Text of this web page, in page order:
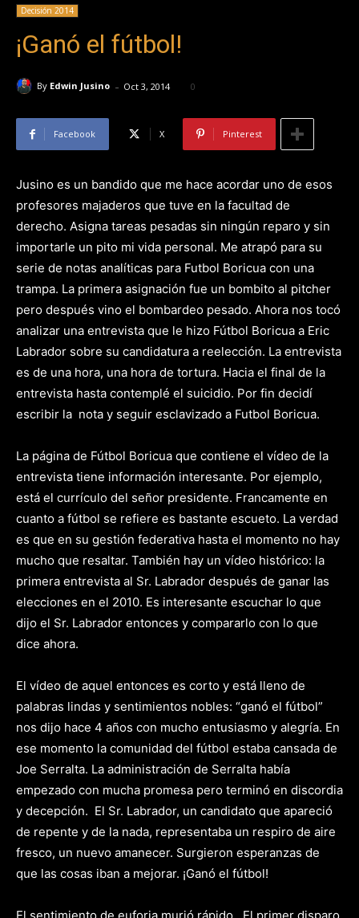
Decisión 2014
¡Ganó el fútbol!
By Edwin Jusino - Oct 3, 2014 0
Facebook X Pinterest
Jusino es un bandido que me hace acordar uno de esos
profesores majaderos que tuve en la facultad de
derecho. Asigna tareas pesadas sin ningún reparo y sin
importarle un pito mi vida personal. Me atrapó para su
serie de notas analíticas para Futbol Boricua con una
trampa. La primera asignación fue un bombito al pitcher
pero después vino el bombardeo pesado. Ahora nos tocó
analizar una entrevista que le hizo Fútbol Boricua a Eric
Labrador sobre su candidatura a reelección. La entrevista
es de una hora, una hora de tortura. Hacia el final de la
entrevista hasta contemplé el suicidio. Por fin decidí
escribir la nota y seguir esclavizado a Futbol Boricua.
La página de Fútbol Boricua que contiene el vídeo de la
entrevista tiene información interesante. Por ejemplo,
está el currículo del señor presidente. Francamente en
cuanto a fútbol se refiere es bastante escueto. La verdad
es que en su gestión federativa hasta el momento no hay
mucho que resaltar. También hay un vídeo histórico: la
primera entrevista al Sr. Labrador después de ganar las
elecciones en el 2010. Es interesante escuchar lo que
dijo el Sr. Labrador entonces y compararlo con lo que
dice ahora.
El vídeo de aquel entonces es corto y está lleno de
palabras lindas y sentimientos nobles: “ganó el fútbol”
nos dijo hace 4 años con mucho entusiasmo y alegría. En
ese momento la comunidad del fútbol estaba cansada de
Joe Serralta. La administración de Serralta había
empezado con mucha promesa pero terminó en discordia
y decepción. El Sr. Labrador, un candidato que apareció
de repente y de la nada, representaba un respiro de aire
fresco, un nuevo amanecer. Surgieron esperanzas de
que las cosas iban a mejorar. ¡Ganó el fútbol!